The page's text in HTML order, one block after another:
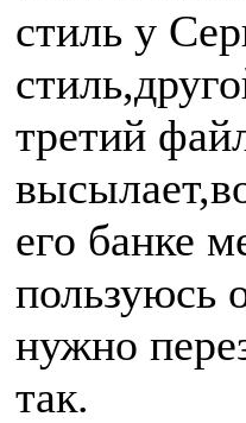
стиль у
третий
его банке
пользуюсь
нужно
так.